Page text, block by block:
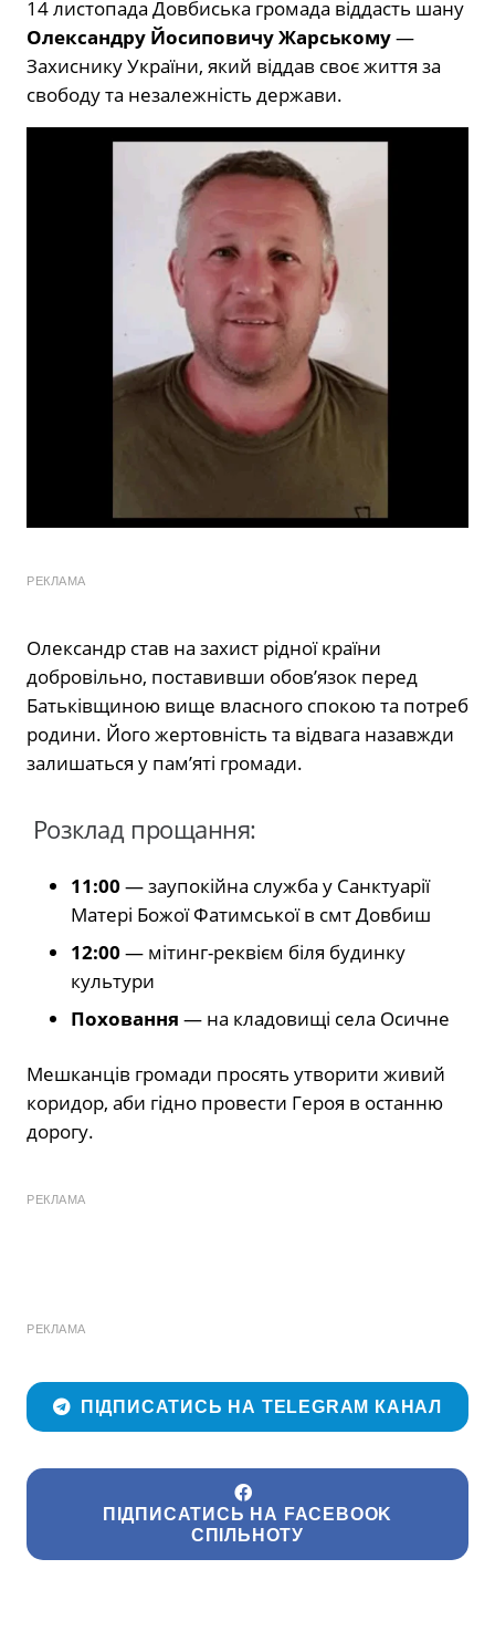
14 листопада Довбиська громада віддасть шану
Олександру Йосиповичу Жарському—
Захиснику України, який віддав своє життя за
свободу та незалежність держави.
РЕКЛАМА
Олександр став на захист рідної країни
добровільно, поставивши обов’язок перед
Батьківщиною вище власного спокою та потреб
родини. Його жертовність та відвага назавжди
залишаться у пам’яті громади.
Розклад прощання:
11:00 — заупокійна служба у Санктуарії
Матері Божої Фатимської в смт Довбиш
12:00 — мітинг-реквієм біля будинку
культури
Поховання — на кладовищі села Осичне
Мешканців громади просять утворити живий
коридор, аби гідно провести Героя в останню
дорогу.
РЕКЛАМА
РЕКЛАМА
ПІДПИСАТИСЬ НА TELEGRAM КАНАЛ
ПІДПИСАТИСЬ НА FACEBOOK
СПІЛЬНОТУ